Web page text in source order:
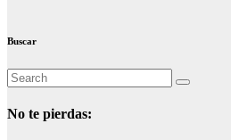
Buscar
No te pierdas: